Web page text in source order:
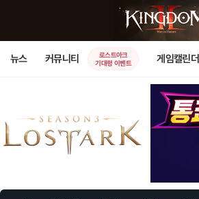
뉴스 커뮤니티
로스트아크
기대평 이벤트
게임캘린더